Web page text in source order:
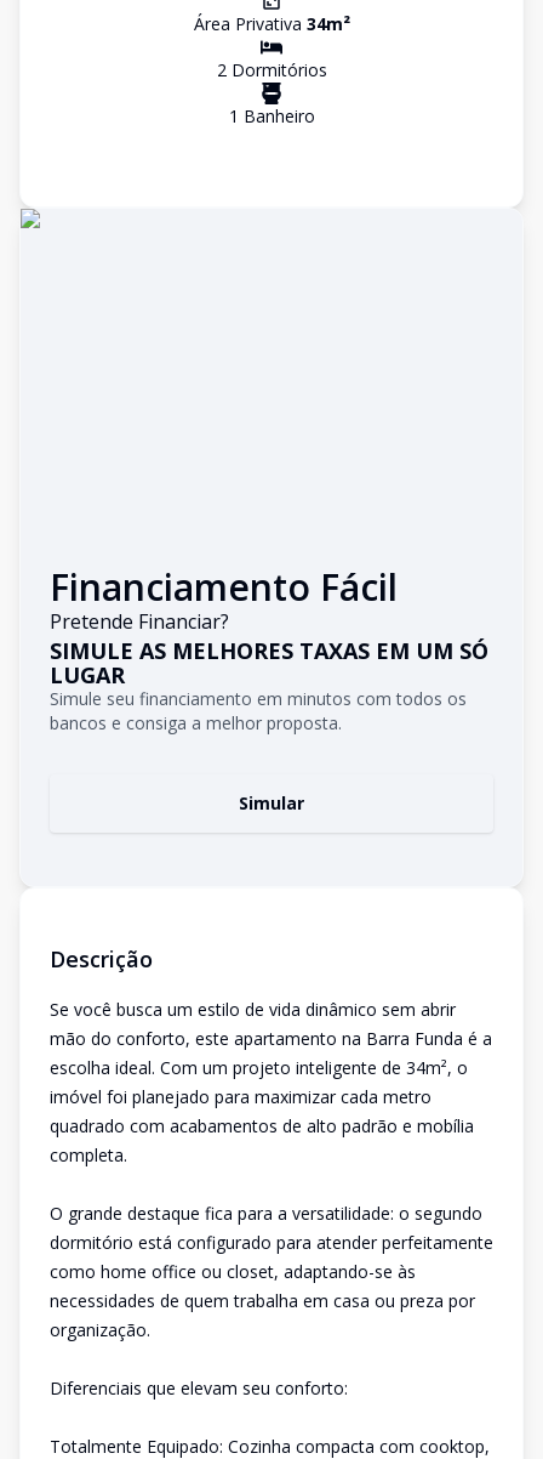
Área Privativa 34m²
2Dormitórios
1 Banheiro
Financiamento Fácil
Pretende Financiar?
SIMULE AS MELHORES TAXAS EM UM SÓ
LUGAR
Simule seu financiamento em minutos com todos os
bancos e consiga a melhor proposta.
Simular
Descrição
Se você busca um estilo de vida dinâmico sem abrir
mão do conforto, este apartamento na Barra Funda é a
escolha ideal. Com um projeto inteligente de 34m², o
imóvel foi planejado para maximizar cada metro
quadrado com acabamentos de alto padrão e mobília
completa.
O grande destaque fica para a versatilidade: o segundo
dormitório está configurado para atender perfeitamente
como home office ou closet, adaptando-se às
necessidades de quem trabalha em casa ou preza por
organização.
Diferenciais que elevam seu conforto:
Totalmente Equipado: Cozinha compacta com cooktop,